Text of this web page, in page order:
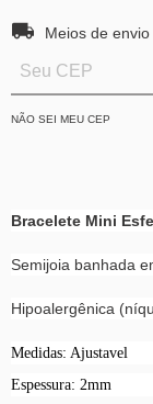
Entregas para o CEP:
Meios de envio
NÃO SEI MEU CEP
Bracelete Mini
Semijoia banhada
Hipoalergênica
Medidas: Ajustavel
Espessura: 2mm